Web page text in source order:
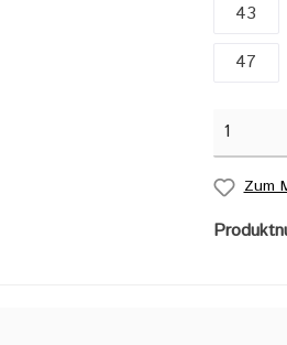
43
47
Zum